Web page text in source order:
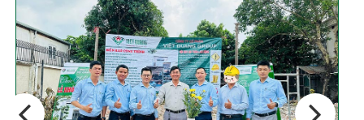
Các thiết kế nhà phố 2 tầng 110m2
đơn giản,...